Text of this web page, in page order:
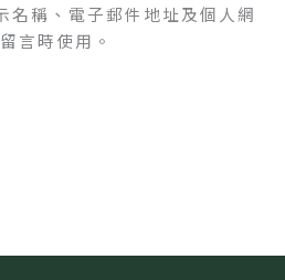
名稱、電子郵件地址及個人網
言時使用。